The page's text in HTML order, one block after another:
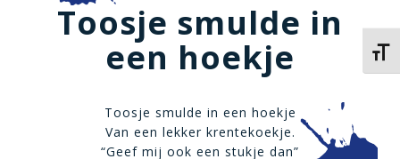
Toosje smulde in
een hoekje
Toosje smulde in een hoekje
Van een lekker krentekoekje.
“Geef mij ook een stukje dan”